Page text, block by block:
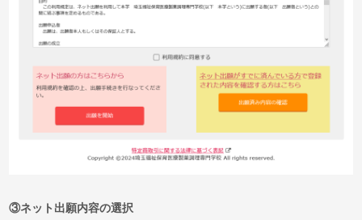
③ネット出願内容の選択